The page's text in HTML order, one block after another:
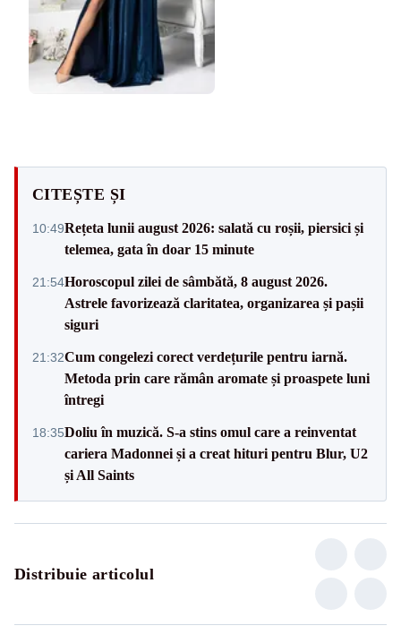
CITEȘTE ȘI
10:49Rețeta lunii august 2026: salată cu roșii, piersici și
telemea, gata în doar 15 minute
21:54Horoscopul zilei de sâmbătă, 8 august 2026.
Astrele favorizează claritatea, organizarea și pașii
siguri
21:32Cum congelezi corect verdețurile pentru iarnă.
Metoda prin care rămân aromate și proaspete luni
întregi
18:35Doliu în muzică. S-a stins omul care a reinventat
cariera Madonnei și a creat hituri pentru Blur, U2
și All Saints
Distribuie articolul